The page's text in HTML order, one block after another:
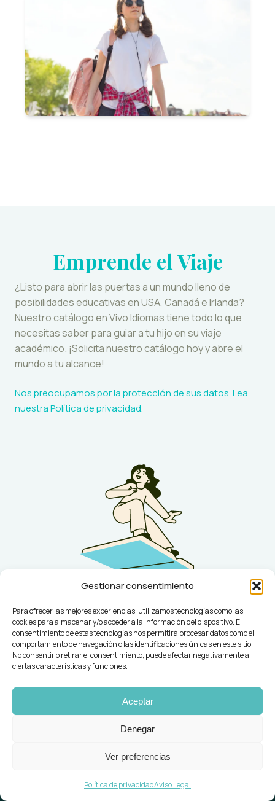
Gestionar consentimiento
Para ofrecer las mejores experiencias, utilizamos tecnologías como las
cookies para almacenar y/o acceder a la información del dispositivo. El
consentimiento de estas tecnologías nos permitirá procesar datos como el
comportamiento de navegación o las identificaciones únicas en este sitio.
No consentir o retirar el consentimiento, puede afectar negativamente a
ciertas características y funciones.
Aceptar
Denegar
Ver preferencias
Política de privacidadAviso Legal
Emprende el Viaje
¿Listo para abrir las puertas a un mundo lleno de
posibilidades educativas en USA, Canadá e Irlanda?
Nuestro catálogo en Vivo Idiomas tiene todo lo que
necesitas saber para guiar a tu hijo en su viaje
académico. ¡Solicita nuestro catálogo hoy y abre el
mundo a tu alcance!
Nos preocupamos por la protección de sus datos. Lea
nuestraPolítica de privacidad.
Cita online Catálogo
Llámanos: +34 611 665 992